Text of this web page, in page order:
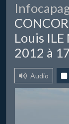
Louis
2012 à
Audio